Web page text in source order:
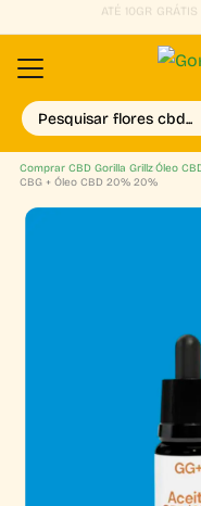
SMALL
Pesquisar flores cbd...
Comprar CBD Gorilla Grillz›Óleo
CBG + Óleo CBD 20% 20%